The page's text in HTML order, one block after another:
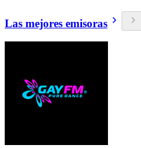
Las mejores emisoras